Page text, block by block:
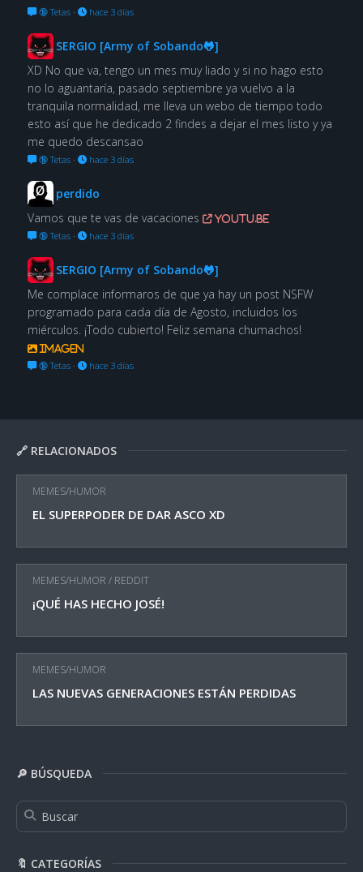
🔗 RELACIONADOS
MEMES/HUMOR
EL SUPERPODER DE DAR ASCO XD
MEMES/HUMOR / REDDIT
¡QUÉ HAS HECHO JOSÉ!
MEMES/HUMOR
LAS NUEVAS GENERACIONES ESTÁN PERDIDAS
🔎 BÚSQUEDA
🔖 CATEGORÍAS
🔞 Tetas· hace 3 días
SERGIO [Army of Sobando🐸]
XD No que va, tengo un mes muy liado y si no hago esto
no lo aguantaría, pasado septiembre ya vuelvo a la
tranquila normalidad, me lleva un webo de tiempo todo
esto así que he dedicado 2 findes a dejar el mes listo y ya
me quedo descansao
🔞 Tetas· hace 3 días
perdido
Vamos que te vas de vacaciones
youtu.be
🔞 Tetas· hace 3 días
SERGIO [Army of Sobando🐸]
Me complace informaros de que ya hay un post NSFW
programado para cada día de Agosto, incluidos los
miérculos. ¡Todo cubierto! Feliz semana chumachos!
Imagen
🔞 Tetas· hace 3 días